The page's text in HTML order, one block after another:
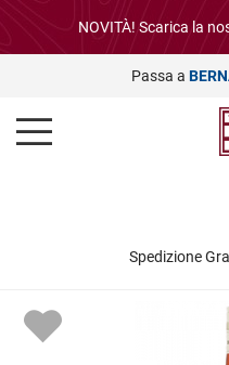
NOVITÀ! Scarica la
Passa a
Spedizione